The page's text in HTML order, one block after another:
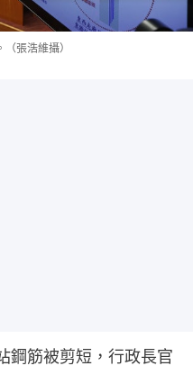
張浩維攝）
鋼筋被剪短，行政長官